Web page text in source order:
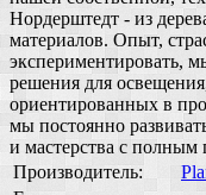
Нордерштедт - из
материалов. Опыт,
экспериментировать,
решения для
ориентированных в
мы постоянно
и мастерства с
Производитель: